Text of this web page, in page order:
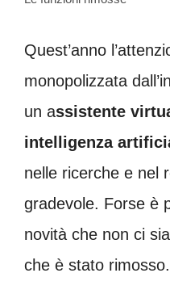
Quest’anno
monopolizzata
un assistente
intelligenza
nelle ricerche e nel
gradevole. Forse è
novità che non ci
che è stato rimosso.